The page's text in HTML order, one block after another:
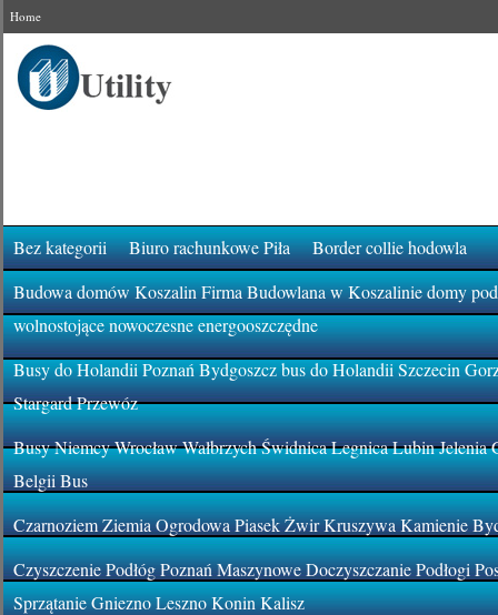
Home
Bez kategorii Biuro rachunkowe Piła
Border collie hodowla
Budowa domów Koszalin Firma Budowlana w Koszalinie domy
wolnostojące nowoczesne energooszczędne
Busy do Holandii Poznań Bydgoszcz bus do Holandii Szczecin
Stargard Przewóz
Busy Niemcy Wrocław Wałbrzych Świdnica Legnica Lubin
Belgii Bus
Czarnoziem Ziemia Ogrodowa Piasek Żwir Kruszywa Kamienie
Czyszczenie Podłóg Poznań Maszynowe Doczyszczanie Podłogi
Sprzątanie Gniezno Leszno Konin Kalisz